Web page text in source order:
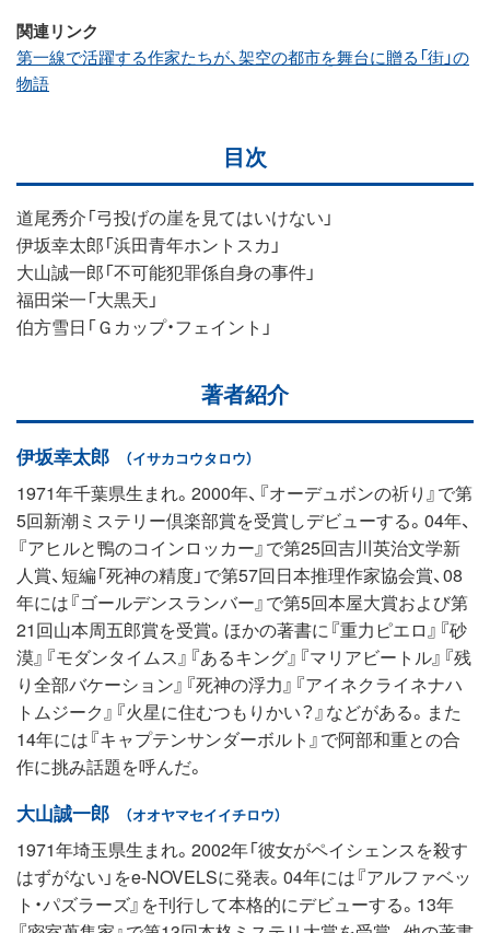
関連リンク
第一線で活躍する作家たちが、架空の都市を舞台に贈る「街」の
物語
目次
道尾秀介「弓投げの崖を見てはいけない」
伊坂幸太郎「浜田青年ホントスカ」
大山誠一郎「不可能犯罪係自身の事件」
福田栄一「大黒天」
伯方雪日「Ｇカップ・フェイント」
著者紹介
伊坂幸太郎 （イサカコウタロウ）
1971年千葉県生まれ。2000年、『オーデュボンの祈り』で第
5回新潮ミステリー倶楽部賞を受賞しデビューする。04年、
『アヒルと鴨のコインロッカー』で第25回吉川英治文学新
人賞、短編「死神の精度」で第57回日本推理作家協会賞、08
年には『ゴールデンスランバー』で第5回本屋大賞および第
21回山本周五郎賞を受賞。ほかの著書に『重力ピエロ』『砂
漠』『モダンタイムス』『あるキング』『マリアビートル』『残
り全部バケーション』『死神の浮力』『アイネクライネナハ
トムジーク』『火星に住むつもりかい？』などがある。また
14年には『キャプテンサンダーボルト』で阿部和重との合
作に挑み話題を呼んだ。
大山誠一郎 （オオヤマセイイチロウ）
1971年埼玉県生まれ。2002年「彼女がペイシェンスを殺す
はずがない」をe-NOVELSに発表。04年には『アルファベッ
ト・パズラーズ』を刊行して本格的にデビューする。13年